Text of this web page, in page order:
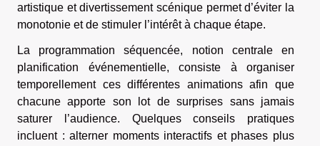
artistique et divertissement scénique permet d’éviter la
monotonie et de stimuler l’intérêt à chaque étape.
La programmation séquencée, notion centrale en
planification événementielle, consiste à organiser
temporellement ces différentes animations afin que
chacune apporte son lot de surprises sans jamais
saturer l’audience. Quelques conseils pratiques
incluent : alterner moments interactifs et phases plus